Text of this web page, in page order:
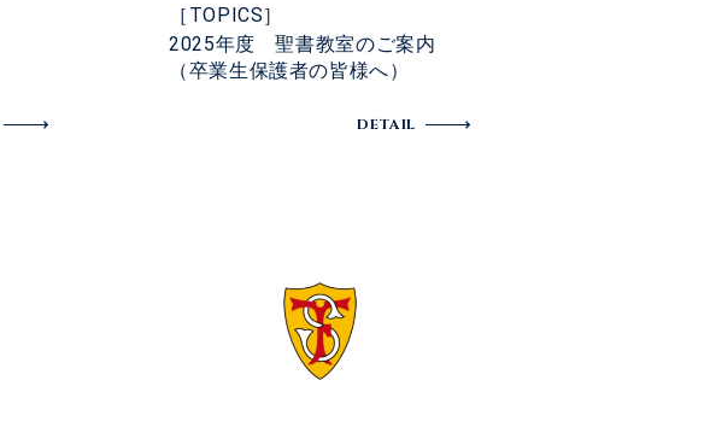
［TOPICS］
2025年度 聖書教室のご案内
（卒業生保護者の皆様へ）
DETAIL